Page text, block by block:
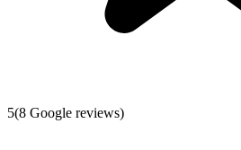
5(8 Google reviews)